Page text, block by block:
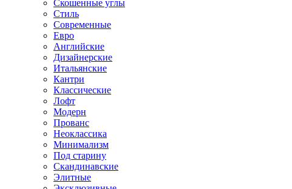
Скошенные углы
Стиль
Современные
Евро
Английские
Дизайнерские
Итальянские
Кантри
Классические
Лофт
Модерн
Прованс
Неоклассика
Минимализм
Под старину
Скандинавские
Элитные